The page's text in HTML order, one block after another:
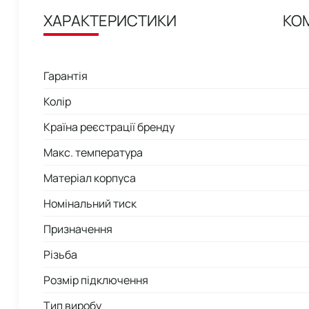
ХАРАКТЕРИСТИКИ
Гарантія
Колір
Країна реєстрації бренду
Макс. температура
Матеріал корпуса
Номінальний тиск
Призначення
Різьба
Розмір підключення
Тип виробу